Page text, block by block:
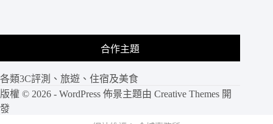
合作主題
各類3C評測、旅遊、住宿及美食
版權 © 2026 - WordPress 佈景主題由 Creative Themes 開
發